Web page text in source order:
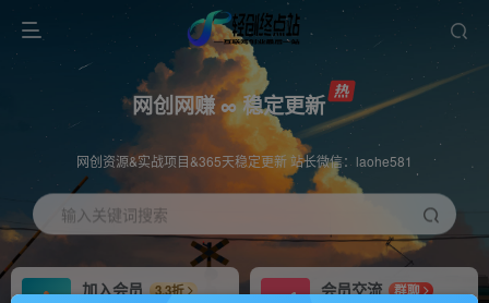
网创网赚 ∞ 稳定更新
网创资源&实战项目&365天稳定更新 站长微信：laohe581
输入关键词搜索
加入会员
3.3折
会员交流
群聊